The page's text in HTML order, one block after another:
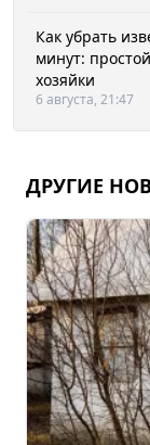
Как убрать
минут:
хозяйки
6 августа, 21:47
ДРУГИЕ